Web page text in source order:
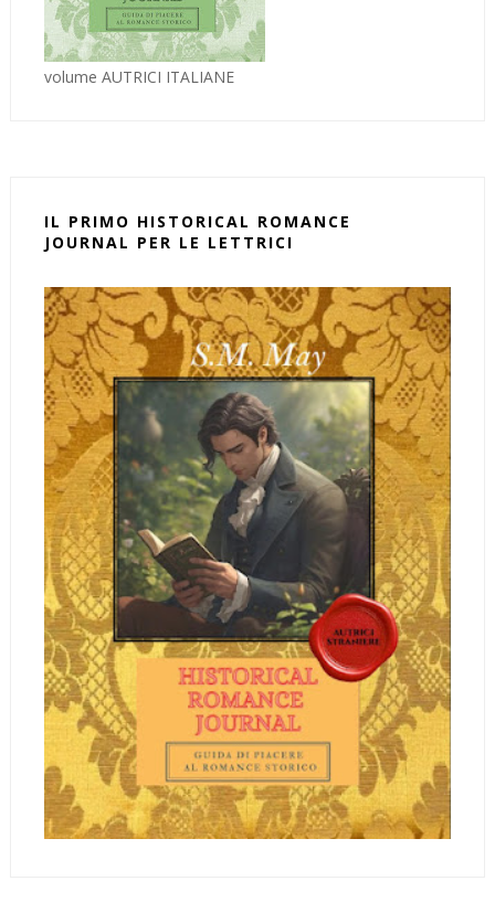
volume AUTRICI ITALIANE
IL PRIMO HISTORICAL ROMANCE
JOURNAL PER LE LETTRICI